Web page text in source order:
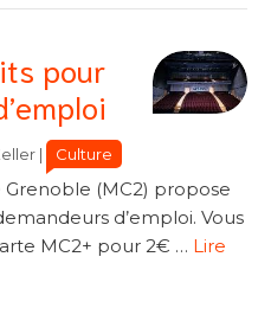
pour
Catégories
Catégories
Culture
(MC2) propose
d’emploi. Vous
MC2+ pour 2€ … Lire